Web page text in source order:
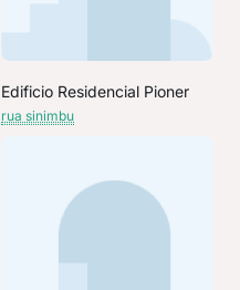
Edificio Residencial Pioner
rua sinimbu